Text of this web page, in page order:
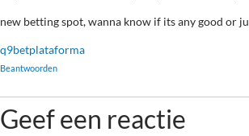
new betting spot, wanna know if its any good or
q9betplataforma
Beantwoorden
Geef een reactie